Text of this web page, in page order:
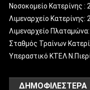
Νοσοκομείο Κατερίνης :
Λιμεναρχείο Κατερίνης:
Λιμεναρχείο
Σταθμός Τραίνων
Υπεραστικό ΚΤΕΛ
ΔΗΜΟΦΙΛΈΣΤΕΡΑ